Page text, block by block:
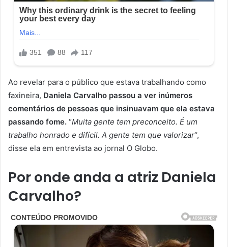
Ao revelar para o público que estava trabalhando como
faxineira, Daniela Carvalho passou a ver inúmeros
comentários de pessoas que insinuavam que ela estava
passando fome. “Muita gente tem preconceito. É um
trabalho honrado e difícil. A gente tem que valorizar“,
disse ela em entrevista ao jornal O Globo.
Por onde anda a atriz Daniela
Carvalho?